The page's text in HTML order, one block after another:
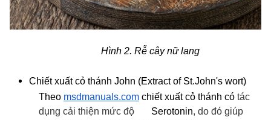
Hình 2. Rễ cây nữ lang
Chiết xuất cỏ thánh John (Extract of St.John's wort)
Theo msdmanuals.com chiết xuất cỏ thánh có tác
dụng cải thiện mức độ Serotonin, do đó giúp